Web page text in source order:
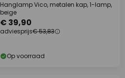
Hanglamp Vico, metalen kap, 1-lamp,
beige
€ 39,90
adviesprijs€ 53,83
Op voorraad